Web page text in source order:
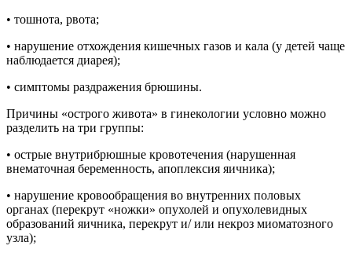
• тошнота, рвота;
• нарушение отхождения кишечных газов и кала (у детей чаще
наблюдается диарея);
• симптомы раздражения брюшины.
Причины «острого живота» в гинекологии условно можно
разделить на три группы:
• острые внутрибрюшные кровотечения (нарушенная
внематочная беременность, апоплексия яичника);
• нарушение кровообращения во внутренних половых
органах (перекрут «ножки» опухолей и опухолевидных
образований яичника, перекрут и/ или некроз миоматозного
узла);